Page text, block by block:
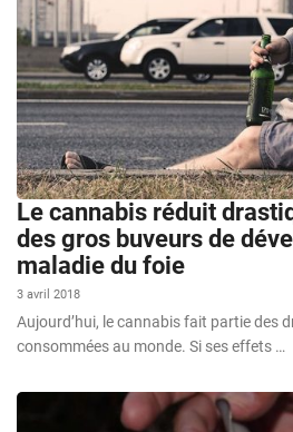
Le cannabis réduit
des gros buveurs de
maladie du foie
3 avril 2018
Aujourd’hui, le cannabis fait partie des
consommées au monde. Si ses effets …